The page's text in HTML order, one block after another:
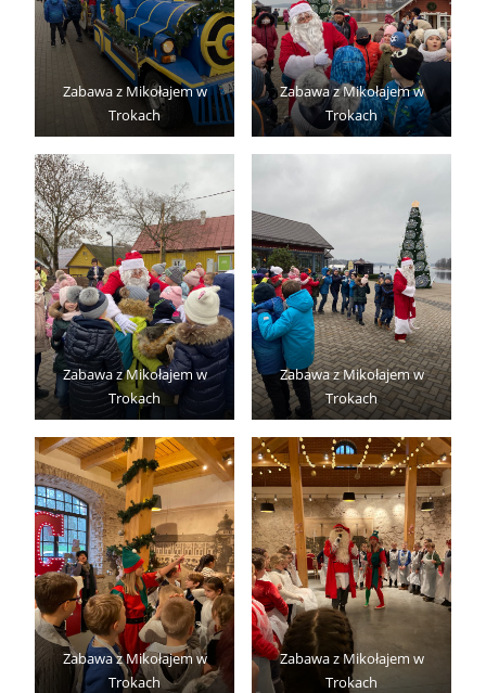
Zabawa z Mikołajem w
Trokach
Zabawa z Mikołajem w
Trokach
Zabawa z Mikołajem w
Trokach
Zabawa z Mikołajem w
Trokach
Zabawa z Mikołajem w
Trokach
Zabawa z Mikołajem w
Trokach